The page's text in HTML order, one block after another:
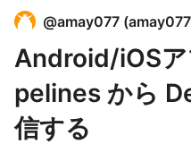
@amay077 (amay077
Android/iOS
pelines から
信する